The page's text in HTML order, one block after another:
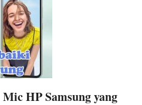
HP Samsung yang